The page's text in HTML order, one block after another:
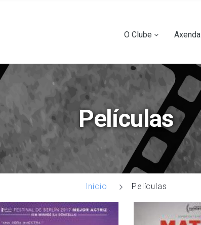
contido
navigation
O Clube Axenda
Películas
Inicio Películas